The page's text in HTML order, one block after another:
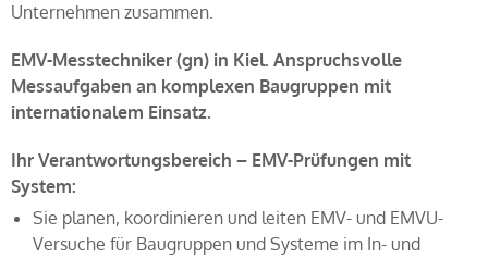
Unternehmen zusammen.
EMV-Messtechniker (gn) in Kiel. Anspruchsvolle
Messaufgaben an komplexen Baugruppen mit
internationalem Einsatz.
Ihr Verantwortungsbereich – EMV-Prüfungen mit
System:
Sie planen, koordinieren und leiten EMV- und EMVU-
Versuche für Baugruppen und Systeme im In- und